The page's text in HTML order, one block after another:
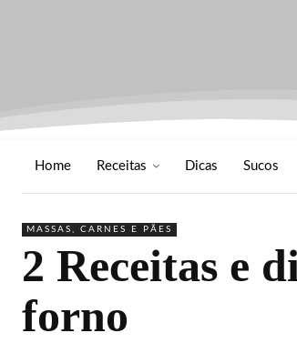
Home Receitas Dicas Sucos
MASSAS, CARNES E PÃES
2 Receitas e
forno